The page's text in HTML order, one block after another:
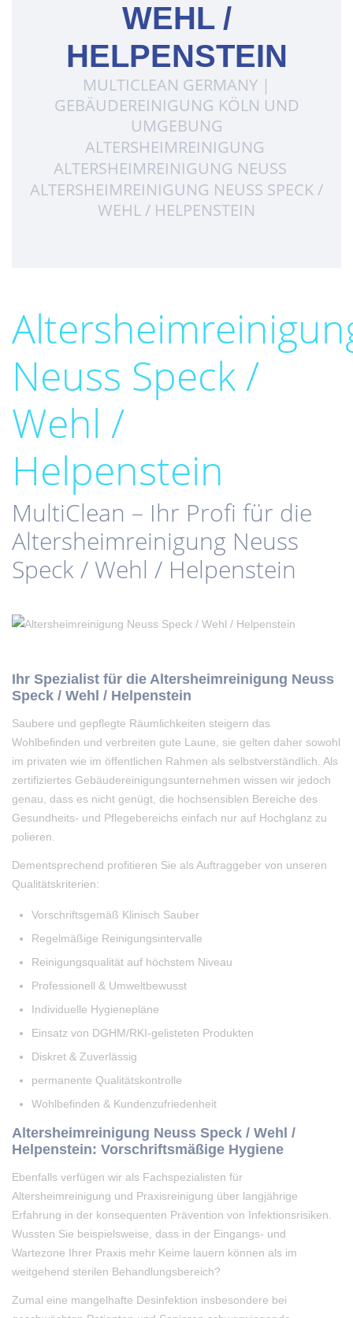
WEHL /
HELPENSTEIN
MULTICLEAN GERMANY |
GEBÄUDEREINIGUNG KÖLN UND
UMGEBUNG
ALTERSHEIMREINIGUNG
ALTERSHEIMREINIGUNG NEUSS
ALTERSHEIMREINIGUNG NEUSS SPECK /
WEHL / HELPENSTEIN
Neuss Speck /
Wehl /
Helpenstein
MultiClean – Ihr Profi für die
Altersheimreinigung Neuss
Speck / Wehl / Helpenstein
Ihr Spezialist für die Altersheimreinigung Neuss
Speck / Wehl / Helpenstein
Saubere und gepflegte Räumlichkeiten steigern das
Wohlbefinden und verbreiten gute Laune, sie gelten daher sowohl
im privaten wie im öffentlichen Rahmen als selbstverständlich. Als
zertifiziertes Gebäudereinigungsunternehmen wissen wir jedoch
genau, dass es nicht genügt, die hochsensiblen Bereiche des
Gesundheits- und Pflegebereichs einfach nur auf Hochglanz zu
polieren.
Dementsprechend profitieren Sie als Auftraggeber von unseren
Qualitätskriterien:
Vorschriftsgemäß Klinisch Sauber
Regelmäßige Reinigungsintervalle
Reinigungsqualität auf höchstem Niveau
Professionell & Umweltbewusst
Individuelle Hygienepläne
Einsatz von DGHM/RKI-gelisteten Produkten
Diskret & Zuverlässig
permanente Qualitätskontrolle
Wohlbefinden & Kundenzufriedenheit
Altersheimreinigung Neuss Speck / Wehl /
Helpenstein: Vorschriftsmäßige Hygiene
Ebenfalls verfügen wir als Fachspezialisten für
Altersheimreinigung und Praxisreinigung über langjährige
Erfahrung in der konsequenten Prävention von Infektionsrisiken.
Wussten Sie beispielsweise, dass in der Eingangs- und
Wartezone Ihrer Praxis mehr Keime lauern können als im
weitgehend sterilen Behandlungsbereich?
Zumal eine mangelhafte Desinfektion insbesondere bei